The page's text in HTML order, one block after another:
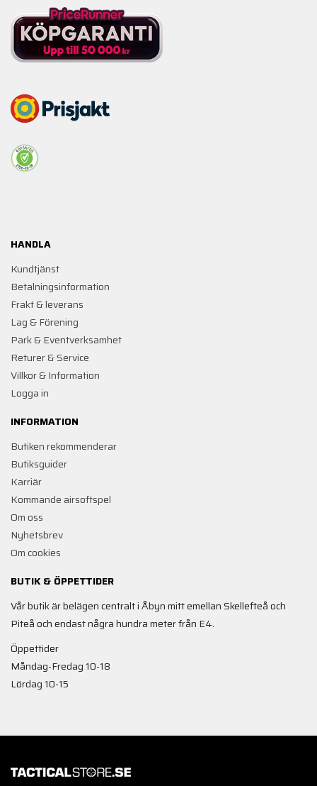
HANDLA
Kundtjänst
Betalningsinformation
Frakt & leverans
Lag & Förening
Park & Eventverksamhet
Returer & Service
Villkor & Information
Logga in
INFORMATION
Butiken rekommenderar
Butiksguider
Karriär
Kommande airsoftspel
Om oss
Nyhetsbrev
Om cookies
BUTIK & ÖPPETTIDER
Vår butik är belägen centralt i Åbyn mitt emellan Skellefteå och
Piteå och endast några hundra meter från E4.
Öppettider
Måndag-Fredag 10-18
Lördag 10-15